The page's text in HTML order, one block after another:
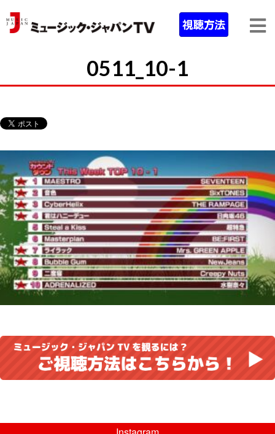
0511_10-1